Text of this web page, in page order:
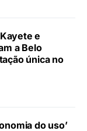
e
a Belo
única no
do uso’